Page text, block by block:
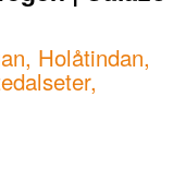
Holåtindan,